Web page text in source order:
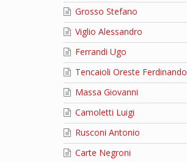
Grosso Stefano
Viglio Alessandro
Ferrandi Ugo
Tencaioli Oreste Ferdinando
Massa Giovanni
Camoletti Luigi
Rusconi Antonio
Carte Negroni